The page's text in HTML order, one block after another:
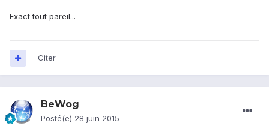
Exact tout pareil...
Citer
BeWog
Posté(e) 28 juin 2015